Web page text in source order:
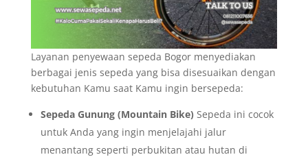
Layanan penyewaan sepeda Bogor menyediakan
berbagai jenis sepeda yang bisa disesuaikan dengan
kebutuhan Kamu saat Kamu ingin bersepeda:
Sepeda Gunung (Mountain Bike) Sepeda ini cocok
untuk Anda yang ingin menjelajahi jalur
menantang seperti perbukitan atau hutan di